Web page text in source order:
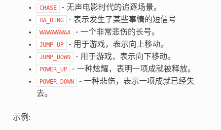
CHASE - 无声电影时代的追逐场景。
BA_DING - 表示发生了某些事情的短信号
WAWAWAWAA - 一个非常悲伤的长号。
JUMP_UP - 用于游戏，表示向上移动。
JUMP_DOWN - 用于游戏，表示向下移动。
POWER_UP - 一种炫耀，表明一项成就被释放。
POWER_DOWN
- 一种悲伤，表示一项成就已经失
去。
示例: